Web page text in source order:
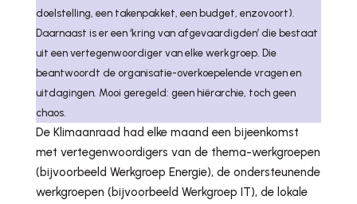
doelstelling, een takenpakket, een budget, enzovoort).
Daarnaast is er een ‘kring van afgevaardigden’ die bestaat
uit een vertegenwoordiger van elke werkgroep. Die
beantwoordt de organisatie-overkoepelende vragen en
uitdagingen. Mooi geregeld: geen hiërarchie, toch geen
chaos.
De Klimaanraad had elke maand een bijeenkomst
met vertegenwoordigers van de thema-werkgroepen
(bijvoorbeeld Werkgroep Energie), de ondersteunende
werkgroepen (bijvoorbeeld Werkgroep IT), de lokale